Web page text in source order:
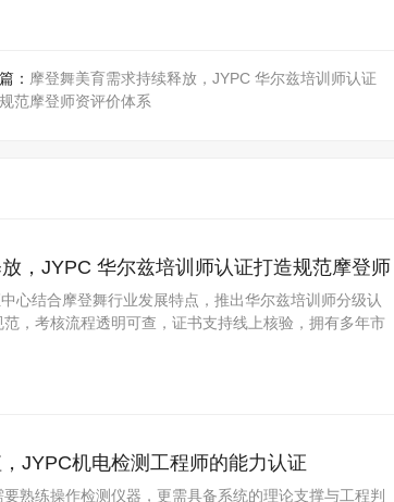
： 摩登舞美育需求持续释放，JYPC 华尔兹培训师认证
范摩登师资评价体系
，JYPC 华尔兹培训师认证打造规范摩登师
心结合摩登舞行业发展特点，推出华尔兹培训师分级认
，考核流程透明可查，证书支持线上核验，拥有多年市
JYPC机电检测工程师的能力认证
熟练操作检测仪器，更需具备系统的理论支撑与工程判